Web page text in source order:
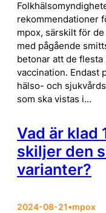
rekommendationer
mpox, särskilt för
med pågående
betonar att de
vaccination. Endast
hälso- och
som ska vistas i…
Vad är klad
skiljer den
varianter?
2024-08-21•mpox